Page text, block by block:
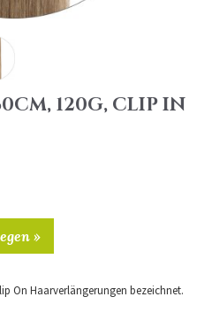
120G, CLIP IN
»
On Haarverlängerungen bezeichnet.